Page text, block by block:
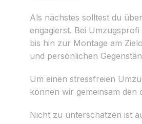
Als nächstes solltest du
engagierst. Bei
bis hin zur Montage am
und persönlichen
Um einen stressfreien
können wir gemeinsam
Nicht zu unterschätzen ist